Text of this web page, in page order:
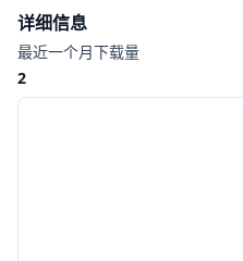
详细信息
最近一个月下载量
2